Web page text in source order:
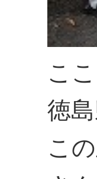
こ
徳
こ